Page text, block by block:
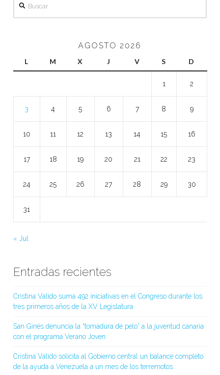
AGOSTO 2026
L M X J V S D
1 2
3 4 5 6 7 8 9
10 11 12 13 14 15 16
17 18 19 20 21 22 23
24 25 26 27 28 29 30
31
« Jul
Entradas recientes
Cristina Valido suma 492 iniciativas en el Congreso durante los
tres primeros años de la XV Legislatura
San Ginés denuncia la “tomadura de pelo” a la juventud canaria
con el programa Verano Joven
Cristina Valido solicita al Gobierno central un balance completo
de la ayuda a Venezuela a un mes de los terremotos